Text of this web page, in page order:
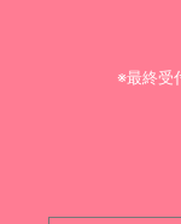
※最終受